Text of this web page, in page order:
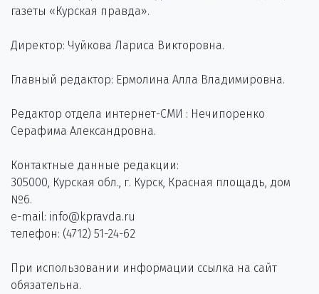
газеты «Курская правда».
Директор: Чуйкова Лариса Викторовна.
Главный редактор: Ермолина Алла Владимировна.
Редактор отдела интернет-СМИ : Нечипоренко
Серафима Александровна.
Контактные данные редакции:
305000, Курская обл., г. Курск, Красная площадь, дом
№6.
e-mail: info@kpravda.ru
телефон: (4712) 51-24-62
При использовании информации ссылка на сайт
обязательна.